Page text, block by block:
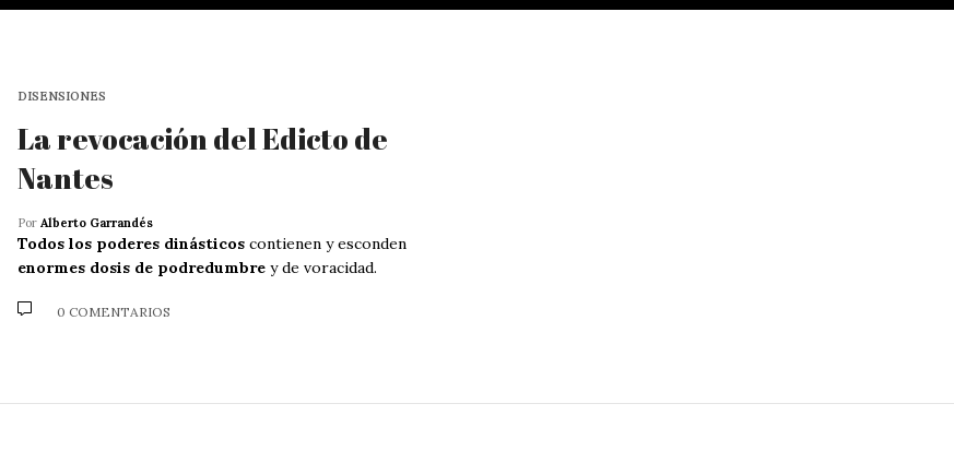
DISENSIONES
La revocación del Edicto de
Nantes
Por Alberto Garrandés
Todos los poderes dinásticos contienen y esconden
enormes dosis de podredumbre y de voracidad.
0 COMENTARIOS